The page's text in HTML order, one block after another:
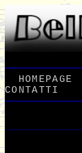
HOMEPAGE
CONTATTI